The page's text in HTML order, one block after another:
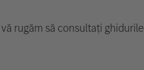
rugăm să consultați ghidurile